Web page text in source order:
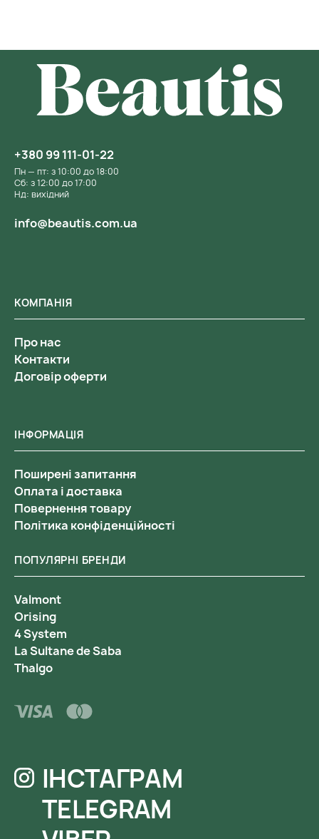
ІНФОРМАЦІЯ
Поширені запитання
Оплата і доставка
Повернення товару
Політика конфіденційності
КОМПАНІЯ
Про нас
Контакти
Договір оферти
ПОПУЛЯРНІ БРЕНДИ
Valmont
Orising
4 System
La Sultane de Saba
Thalgo
+380 99 111-01-22
Пн — пт: з 10:00 до 18:00
Сб: з 12:00 до 17:00
Нд: вихідний
info@beautis.com.ua
ІНСТАГРАМ
TELEGRAM